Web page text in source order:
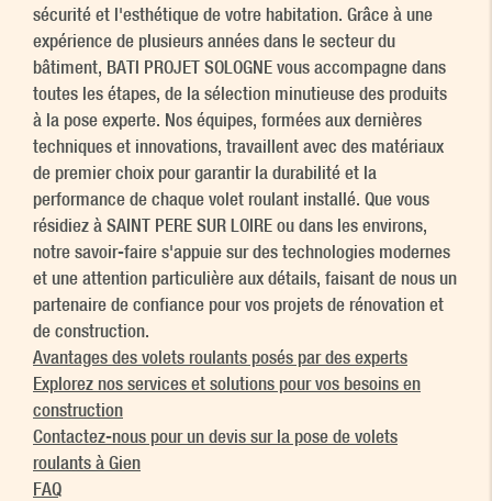
sécurité et l'esthétique de votre habitation. Grâce à une
expérience de plusieurs années dans le secteur du
bâtiment, BATI PROJET SOLOGNE vous accompagne dans
toutes les étapes, de la sélection minutieuse des produits
à la pose experte. Nos équipes, formées aux dernières
techniques et innovations, travaillent avec des matériaux
de premier choix pour garantir la durabilité et la
performance de chaque volet roulant installé. Que vous
résidiez à SAINT PERE SUR LOIRE ou dans les environs,
notre savoir-faire s'appuie sur des technologies modernes
et une attention particulière aux détails, faisant de nous un
partenaire de confiance pour vos projets de rénovation et
de construction.
Avantages des volets roulants posés par des experts
Explorez nos services et solutions pour vos besoins en
construction
Contactez-nous pour un devis sur la pose de volets
roulants à Gien
FAQ